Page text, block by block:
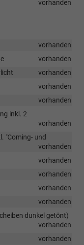
vorhanden
vorhanden
vorhanden
vorhanden
vorhanden
vorhanden
inkl. 2
vorhanden
"Coming- und
vorhanden
vorhanden
vorhanden
vorhanden
vorhanden
dunkel getönt)
vorhanden
vorhanden